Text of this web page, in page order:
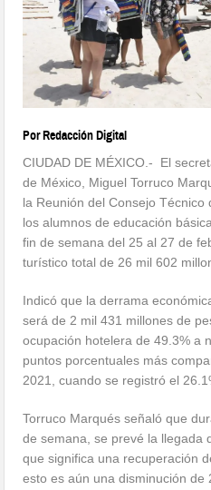
Por Redacción Digital
CIUDAD DE MÉXICO.- El
de México, Miguel Torruco
la Reunión del Consejo
los alumnos de educación
fin de semana del 25 al 27 de
turístico total de 26 mil 602
Indicó que la derrama
será de 2 mil 431 millones de
ocupación hotelera de 49.3% a
puntos porcentuales más
2021, cuando se registró el
Torruco Marqués señaló que
de semana, se prevé la llegada
que significa una recuperación
esto es aún una disminución de